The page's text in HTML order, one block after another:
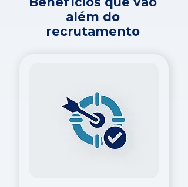
além do
recrutamento